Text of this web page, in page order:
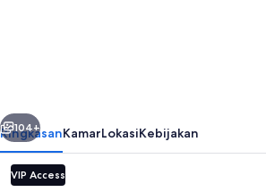
Berikutnya
104+
RingkasanKamarLokasiKebijakan
VIP Access